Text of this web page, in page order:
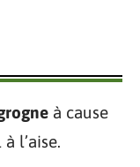
à cause
l’aise.